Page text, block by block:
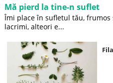
Mă pierd la tine-n suflet
Îmi place în sufletul tău,
lacrimi, alteori e...